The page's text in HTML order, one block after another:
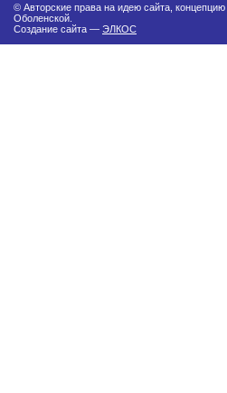
© Авторские права на идею сайта,
Оболенской.
Создание сайта — ЭЛКОС